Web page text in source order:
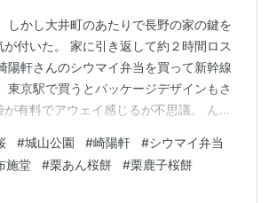
しかし大井町のあたりで長野の家の鍵を
付いた。 家に引き返して約２時間ロス
陽軒さんのシウマイ弁当を買って新幹線
東京駅で買うとパッケージデザインもさ
が有料でアウェイ感じるが不思議。 ん、
になにがあるかわからないから常に意
ういえば、トランヴェールと西Naviを持
なった。母が楽しみにしていたから必
#城山公園 #崎陽軒 #シウマイ弁当
施堂 #栗あん桜餅 #栗鹿子桜餅